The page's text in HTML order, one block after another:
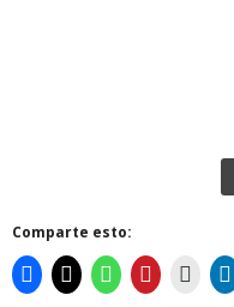
Comparte esto: